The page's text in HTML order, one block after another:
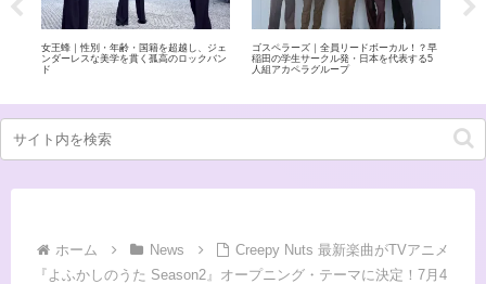
女王蜂｜性別・年齢・国籍を超越し、ジェ
ンダーレスな美学を貫く孤高のロックバン
ド
ゴスペラーズ｜全員リードボーカル！？早
稲田の学生サークル発・日本を代表する5
人組アカペラグループ
ホーム News
Creepy Nuts 最新楽曲がTVアニメ
『よふかしのうた Season2』オープニング・テーマに決定！7月4